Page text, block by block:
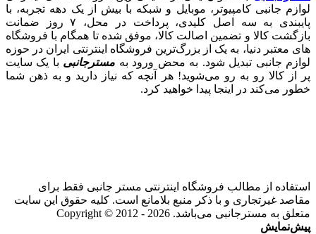
لوازم جانبی کامپیوتر، موبایل و شبکه با بیش از یک دهه تجربه، با
پایبندی به سه اصل کلیدی، پرداخت در محل، ۷ روز ضمانت
بازگشت کالا و تضمین اصالت کالا، موفق شده تا همگام با فروشگاه‌
های معتبر دنیا، به یک از بزرگ‌ترین فروشگاه اینترنتی ایران در حوزه
لوازم جانبی تبدیل شود. به محض ورود به مسترجانبی با یک سایت
پر از کالا رو به رو می‌شوید! هر آنچه که نیاز دارید و به ذهن شما
خطور می‌کند در اینجا پیدا خواهید کرد.
استفاده از مطالب فروشگاه اینترنتی مستر جانبی فقط برای
مقاصد غیرتجاری و با ذکر منبع بلامانع است. کلیه حقوق این سایت
متعلق به مسترجانبی می‌باشد. Copyright © 2012 - 2026
پیش‌نمایش